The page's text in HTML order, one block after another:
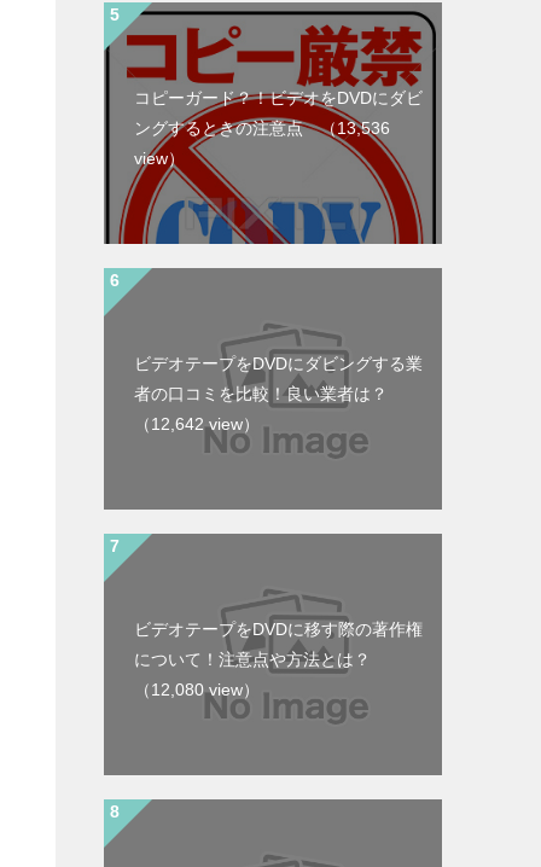
コピーガード？！ビデオをDVDにダビ
ングするときの注意点（13,536
view）
ビデオテープをDVDにダビングする業
者の口コミを比較！良い業者は？
（12,642 view）
ビデオテープをDVDに移す際の著作権
について！注意点や方法とは？
（12,080 view）